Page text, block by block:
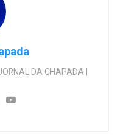
DA CHAPADA |